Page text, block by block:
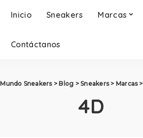
Inicio Sneakers Marcas
Contáctanos
Mundo Sneakers> Blog >Sneakers> Marcas>
4D